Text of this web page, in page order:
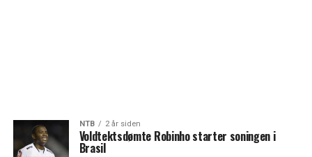
NTB 2 år siden
Voldtektsdømte Robinho starter soningen i
Brasil